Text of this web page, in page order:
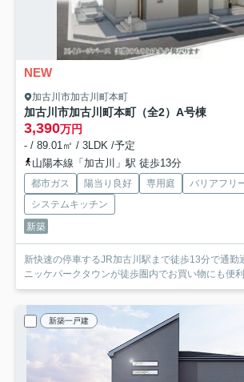
NEW
加古川市加古川町本町
加古川市加古川町本町（全2）A号棟
3,390万円
- / 89.01㎡ / 3LDK /予定
山陽本線「加古川」駅 徒歩13分
都市ガス 陽当り良好 専用庭 バリアフリ
システムキッチン
新築
新快速の停車するJR加古川駅まで徒歩13分で通勤
ニッケパークタウンが徒歩圏内でお買い物にも便利
新築一戸建